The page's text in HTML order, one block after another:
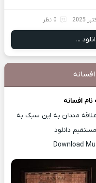
0 نظر
...
نام افسانه
مندان به این سبک به
دانلود